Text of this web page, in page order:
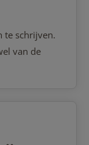
te schrijven.
van de